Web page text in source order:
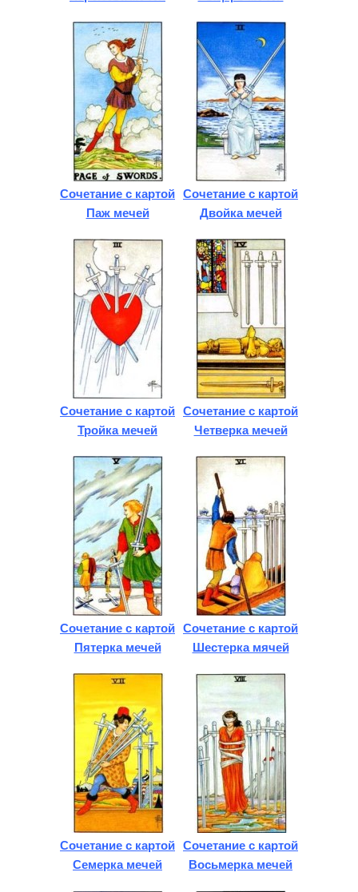
Сочетание с картой
Паж мечей
Сочетание с картой
Двойка мечей
Сочетание с картой
Тройка мечей
Сочетание с картой
Четверка мечей
Сочетание с картой
Пятерка мечей
Сочетание с картой
Шестерка мячей
Сочетание с картой
Семерка мечей
Сочетание с картой
Восьмерка мечей